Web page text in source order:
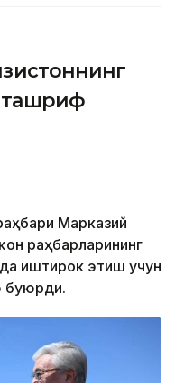
ташриф
Марказий
раҳбарларининг
иштирок этиш учун
буюрди.